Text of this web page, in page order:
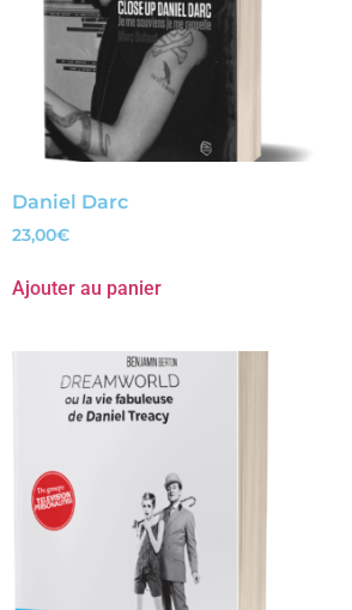
Daniel Darc
23,00€
Ajouter au panier